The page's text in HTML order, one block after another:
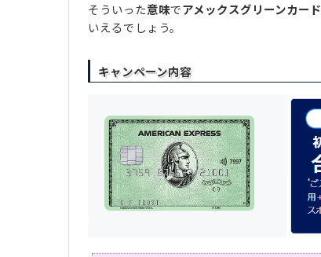
そういった意味でアメックスグリーンカード
いえるでしょう。
キャンペーン内容